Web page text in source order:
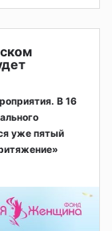
В 16
уже пятый